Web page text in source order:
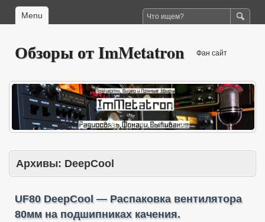
Menu
Обзоры от ImMetatron Фан сайт
Архивы: DeepCool
UF80 DeepCool — Распаковка вентилятора
80мм на подшипниках качения.